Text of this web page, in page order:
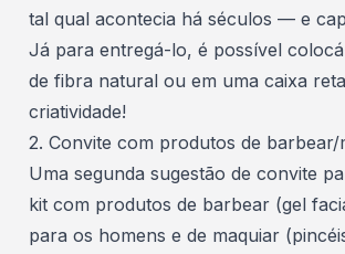
tal qual acontecia há séculos — e
Já para entregá-lo, é possível
de fibra natural ou em uma caixa
criatividade!
2. Convite com produtos de barbear/
Uma segunda sugestão de convite
kit com produtos de barbear (gel
para os homens e de maquiar